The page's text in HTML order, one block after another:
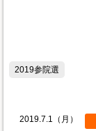
2019参院選
2019.7.1（月）